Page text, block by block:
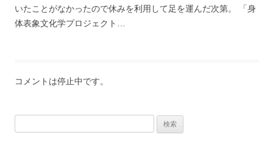
いたことがなかったので休みを利用して足を運んだ次第。 「身
体表象文化学プロジェクト…
コメントは停止中です。